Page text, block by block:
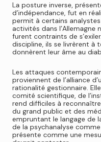
La posture inverse,
d’indépendance, fut en
permit à certains
activités dans l’Allemagne
furent contraints de
discipline, ils se livrèrent à
donnèrent leur âme au
Les attaques
proviennent de l’alliance
rationalité gestionnaire.
comité scientifique, de
rend difficiles à
du grand public et des
empruntant le langage de
de la psychanalyse
présente comme une